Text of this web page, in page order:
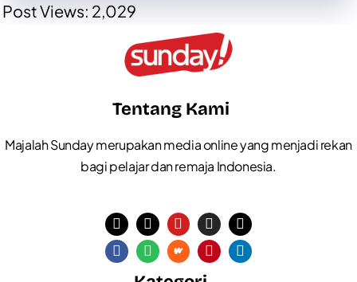
Post Views: 2,029
Tentang Kami
Majalah Sunday merupakan media online yang menjadi rekan
bagi pelajar dan remaja Indonesia.